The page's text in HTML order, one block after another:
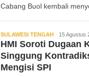
Cabang Buol kembali
SULAWESI TENGAH Kabar
Sulteng
15 Agustus
HMI Soroti Dugaan
Singgung
Mengisi SPI